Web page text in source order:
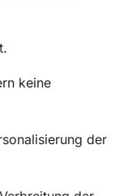
keine
der